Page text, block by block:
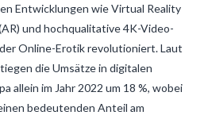
Entwicklungen wie Virtual Reality
und hochqualitative 4K-Video-
Online-Erotik revolutioniert. Laut
die Umsätze in digitalen
allein im Jahr 2022 um 18 %, wobei
bedeutenden Anteil am